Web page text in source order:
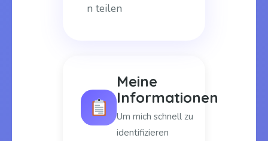
n teilen
Meine
Informationen
Um mich schnell zu
identifizieren